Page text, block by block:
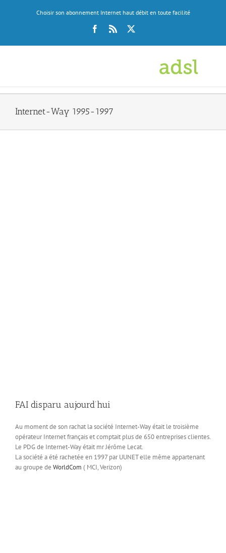
Choisir son abonnement Internet haut débit en toute facilité
Facebook
Rss
Internet-Way 1995-1997
FAI disparu aujourd’hui
Au moment de son rachat la société Internet-Way était le troisième
opérateur Internet français et comptait plus de 650 entreprises clientes.
Le PDG de Internet-Way était mr Jérôme Lecat.
La société a été rachetée en 1997 par UUNET elle même appartenant
au groupe de WorldCom ( MCI, Verizon)